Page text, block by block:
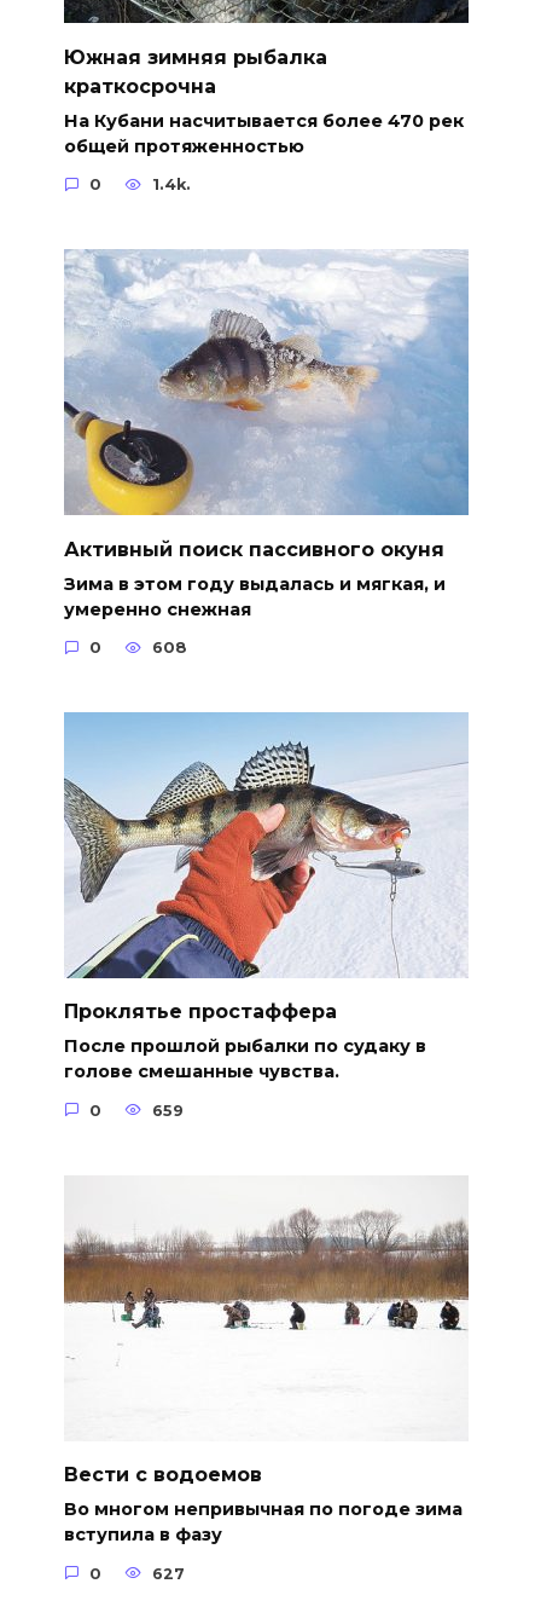
Южная зимняя рыбалка
краткосрочна
На Кубани насчитывается более 470 рек
общей протяженностью
0 1.4k.
Активный поиск пассивного окуня
Зима в этом году выдалась и мягкая, и
умеренно снежная
0 608
Проклятье простаффера
После прошлой рыбалки по судаку в
голове смешанные чувства.
0 659
Вести с водоемов
Во многом непривычная по погоде зима
вступила в фазу
0 627